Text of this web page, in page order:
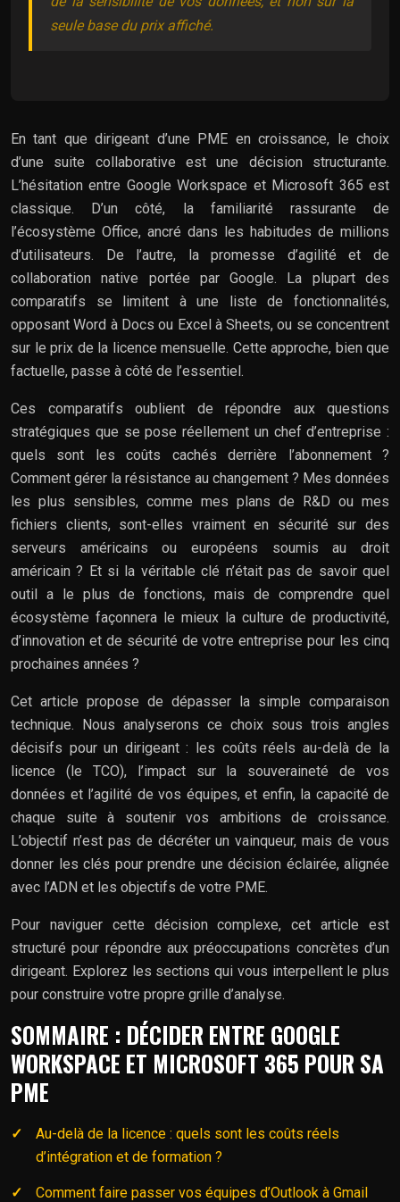
seule base du prix affiché.
En tant que dirigeant d’une PME en croissance, le choix
d’une suite collaborative est une décision structurante.
L’hésitation entre Google Workspace et Microsoft 365 est
classique. D’un côté, la familiarité rassurante de
l’écosystème Office, ancré dans les habitudes de millions
d’utilisateurs. De l’autre, la promesse d’agilité et de
collaboration native portée par Google. La plupart des
comparatifs se limitent à une liste de fonctionnalités,
opposant Word à Docs ou Excel à Sheets, ou se concentrent
sur le prix de la licence mensuelle. Cette approche, bien que
factuelle, passe à côté de l’essentiel.
Ces comparatifs oublient de répondre aux questions
stratégiques que se pose réellement un chef d’entreprise :
quels sont les coûts cachés derrière l’abonnement ?
Comment gérer la résistance au changement ? Mes données
les plus sensibles, comme mes plans de R&D ou mes
fichiers clients, sont-elles vraiment en sécurité sur des
serveurs américains ou européens soumis au droit
américain ? Et si la véritable clé n’était pas de savoir quel
outil a le plus de fonctions, mais de comprendre quel
écosystème façonnera le mieux la culture de productivité,
d’innovation et de sécurité de votre entreprise pour les cinq
prochaines années ?
Cet article propose de dépasser la simple comparaison
technique. Nous analyserons ce choix sous trois angles
décisifs pour un dirigeant : les coûts réels au-delà de la
licence (le TCO), l’impact sur la souveraineté de vos
données et l’agilité de vos équipes, et enfin, la capacité de
chaque suite à soutenir vos ambitions de croissance.
L’objectif n’est pas de décréter un vainqueur, mais de vous
donner les clés pour prendre une décision éclairée, alignée
avec l’ADN et les objectifs de votre PME.
Pour naviguer cette décision complexe, cet article est
structuré pour répondre aux préoccupations concrètes d’un
dirigeant. Explorez les sections qui vous interpellent le plus
pour construire votre propre grille d’analyse.
SOMMAIRE : DÉCIDER ENTRE GOOGLE
WORKSPACE ET MICROSOFT 365 POUR SA
PME
Au-delà de la licence : quels sont les coûts réels
d’intégration et de formation ?
Comment faire passer vos équipes d’Outlook à Gmail